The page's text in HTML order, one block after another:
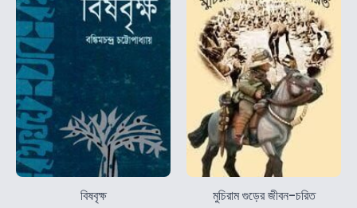
বিষবৃক্ষ মুচিরাম গুড়ের জীবন-চরিত